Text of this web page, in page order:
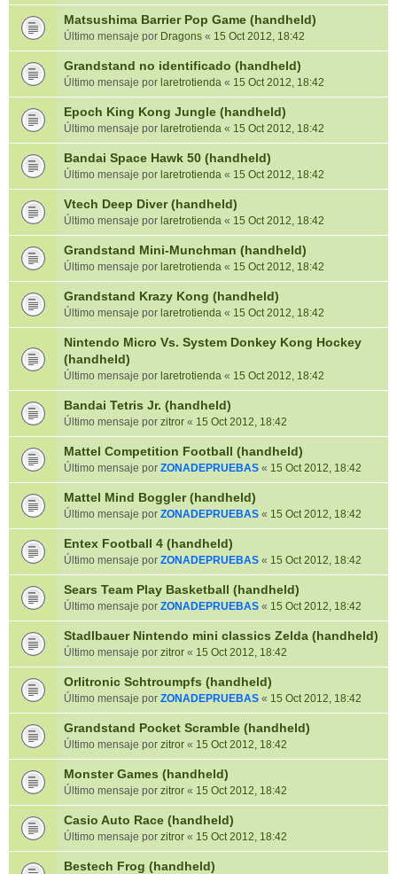
Matsushima Barrier Pop Game (handheld)
Último mensaje por Dragons « 15 Oct 2012, 18:42
Grandstand no identificado (handheld)
Último mensaje por laretrotienda « 15 Oct 2012, 18:42
Epoch King Kong Jungle (handheld)
Último mensaje por laretrotienda « 15 Oct 2012, 18:42
Bandai Space Hawk 50 (handheld)
Último mensaje por laretrotienda « 15 Oct 2012, 18:42
Vtech Deep Diver (handheld)
Último mensaje por laretrotienda « 15 Oct 2012, 18:42
Grandstand Mini-Munchman (handheld)
Último mensaje por laretrotienda « 15 Oct 2012, 18:42
Grandstand Krazy Kong (handheld)
Último mensaje por laretrotienda « 15 Oct 2012, 18:42
Nintendo Micro Vs. System Donkey Kong Hockey
(handheld)
Último mensaje por laretrotienda « 15 Oct 2012, 18:42
Bandai Tetris Jr. (handheld)
Último mensaje por zitror « 15 Oct 2012, 18:42
Mattel Competition Football (handheld)
Último mensaje por ZONADEPRUEBAS « 15 Oct 2012, 18:42
Mattel Mind Boggler (handheld)
Último mensaje por ZONADEPRUEBAS « 15 Oct 2012, 18:42
Entex Football 4 (handheld)
Último mensaje por ZONADEPRUEBAS « 15 Oct 2012, 18:42
Sears Team Play Basketball (handheld)
Último mensaje por ZONADEPRUEBAS « 15 Oct 2012, 18:42
Stadlbauer Nintendo mini classics Zelda (handheld)
Último mensaje por zitror « 15 Oct 2012, 18:42
Orlitronic Schtroumpfs (handheld)
Último mensaje por ZONADEPRUEBAS « 15 Oct 2012, 18:42
Grandstand Pocket Scramble (handheld)
Último mensaje por zitror « 15 Oct 2012, 18:42
Monster Games (handheld)
Último mensaje por zitror « 15 Oct 2012, 18:42
Casio Auto Race (handheld)
Último mensaje por zitror « 15 Oct 2012, 18:42
Bestech Frog (handheld)